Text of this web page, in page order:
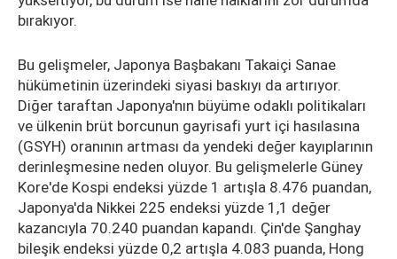
bırakıyor.
Bu gelişmeler, Japonya Başbakanı Takaiçi Sanae
hükümetinin üzerindeki siyasi baskıyı da artırıyor.
Diğer taraftan Japonya'nın büyüme odaklı politikaları
ve ülkenin brüt borcunun gayrisafi yurt içi hasılasına
(GSYH) oranının artması da yendeki değer kayıplarının
derinleşmesine neden oluyor. Bu gelişmelerle Güney
Kore'de Kospi endeksi yüzde 1 artışla 8.476 puandan,
Japonya'da Nikkei 225 endeksi yüzde 1,1 değer
kazancıyla 70.240 puandan kapandı. Çin'de Şanghay
bileşik endeksi yüzde 0,2 artışla 4.083 puanda, Hong